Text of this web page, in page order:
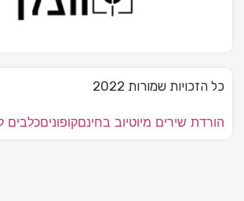
כל הזכויות שמורות 2022
הורדת שירים מיוטיוב בחינםקופוניםכלבים